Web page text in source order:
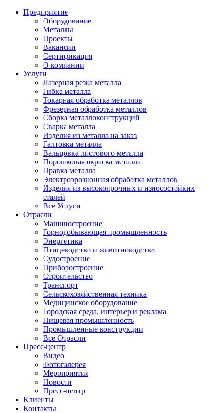
Предприятие
Оборудование
Металлы
Проекты
Вакансии
Сертификация
О компании
Услуги
Лазерная резка металла
Гибка металла
Токарная обработка металлов
Фрезерная обработка металлов
Сборка металлоконструкций
Сварка металла
Изделия из металла на заказ
Галтовка металла
Вальцовка листового металла
Порошковая окраска металла
Правка металла
Электроэрозионная обработка металлов
Изделия из высокопрочных и износостойких
сталей
Все Услуги
Отрасли
Машиностроение
Горнодобывающая промышленность
Энергетика
Птицеводство и животноводство
Судостроение
Приборостроение
Строительство
Транспорт
Сельскохозяйственная техника
Медицинское оборудование
Городская среда, интерьер и реклама
Пищевая промышленность
Промышленные конструкции
Все Отрасли
Пресс-центр
Видео
Фотогалерея
Мероприятия
Новости
Пресс-центр
Клиенты
Контакты